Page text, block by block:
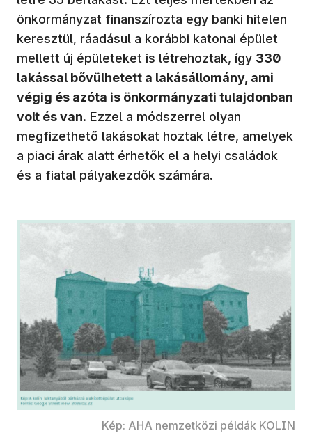
önkormányzat finanszírozta egy banki hitelen
keresztül, ráadásul a korábbi katonai épület
mellett új épületeket is létrehoztak, így 330
lakással bővülhetett a lakásállomány, ami
végig és azóta is önkormányzati tulajdonban
volt és van. Ezzel a módszerrel olyan
megfizethető lakásokat hoztak létre, amelyek
a piaci árak alatt érhetők el a helyi családok
és a fiatal pályakezdők számára.
Kép: AHA nemzetközi példák KOLIN